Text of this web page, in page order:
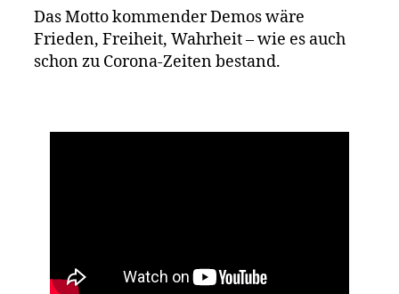
Das Motto kommender Demos wäre
Frieden, Freiheit, Wahrheit – wie es auch
schon zu Corona-Zeiten bestand.